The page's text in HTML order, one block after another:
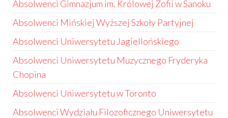
Absolwenci Gimnazjum im. Królowej Zofii w Sanoku
Absolwenci Mińskiej Wyższej Szkoły Partyjnej
Absolwenci Uniwersytetu Jagiellońskiego
Absolwenci Uniwersytetu Muzycznego Fryderyka
Chopina
Absolwenci Uniwersytetu w Toronto
Absolwenci Wydziału Filozoficznego Uniwersytetu